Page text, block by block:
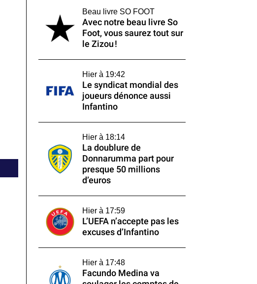
Beau livre SO FOOT
Avec notre beau livre So
Foot, vous saurez tout sur
le Zizou !
Hier à 19:42
Le syndicat mondial des
joueurs dénonce aussi
Infantino
Hier à 18:14
La doublure de
Donnarumma part pour
presque 50 millions
d’euros
Hier à 17:59
L’UEFA n’accepte pas les
excuses d’Infantino
Hier à 17:48
Facundo Medina va